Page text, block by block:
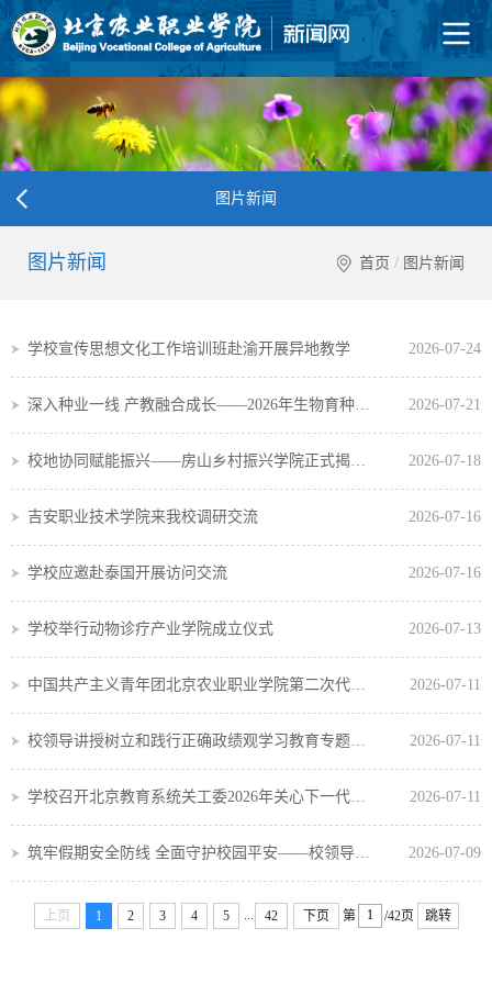
图片新闻
图片新闻 首页 / 图片新闻
学校宣传思想文化工作培训班赴渝开展异地教学 2026-07-24
2026-07-21
2026-07-18
吉安职业技术学院来我校调研交流 2026-07-16
学校应邀赴泰国开展访问交流 2026-07-16
学校举行动物诊疗产业学院成立仪式 2026-07-13
2026-07-11
2026-07-11
2026-07-11
2026-07-09
上页 1 2 3 4 5 42 下页 第 /42页 跳转